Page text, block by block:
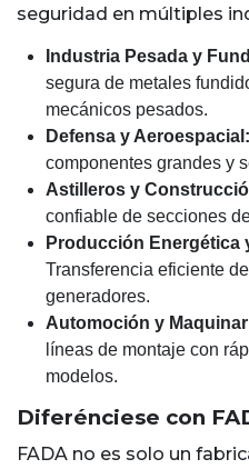
seguridad en múltiples
Industria Pesada y
segura de metales
mecánicos pesados.
Defensa y Aeroespacial:
componentes grandes y
Astilleros y
confiable de secciones
Producción Energética
Transferencia eficiente
generadores.
Automoción y
líneas de montaje con
modelos.
Diferénciese con
FADA no es solo un